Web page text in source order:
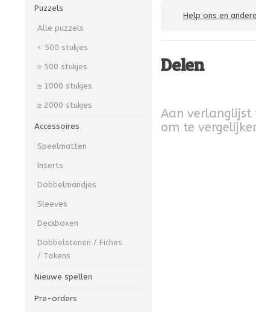
Puzzels
Alle puzzels
< 500 stukjes
≥ 500 stukjes
≥ 1000 stukjes
≥ 2000 stukjes
Accessoires
Speelmatten
Inserts
Dobbelmandjes
Sleeves
Deckboxen
Dobbelstenen / Fiches
/ Tokens
Nieuwe spellen
Pre-orders
Help ons en andere
Delen
Aan verlanglijst
om te